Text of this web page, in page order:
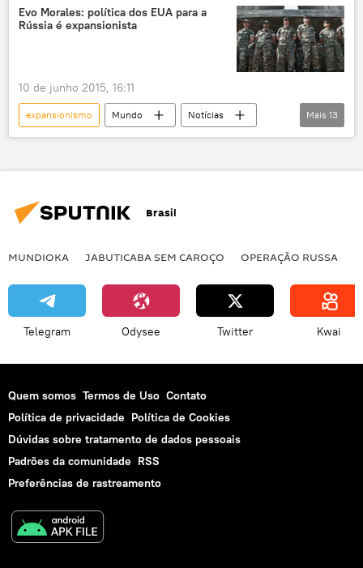
Eurofighter Typhoon
aeronaves
Evo Morales: política dos EUA para a
Rússia é expansionista
10 de junho 2015, 16:11
expansionismo Mundo
Notícias
Ucrânia
Bolívia
Venezuela
intervenção militar
livre comércio
Mais 13
Brasil
MUNDIOKA JABUTICABA SEM CAROÇO OPERAÇÃO RUSSA
Telegram Odysee Twitter Kwai
Quem somos Termos de Uso Contato
Política de privacidade Política de Cookies
Dúvidas sobre tratamento de dados pessoais
Padrões da comunidade RSS
Preferências de rastreamento